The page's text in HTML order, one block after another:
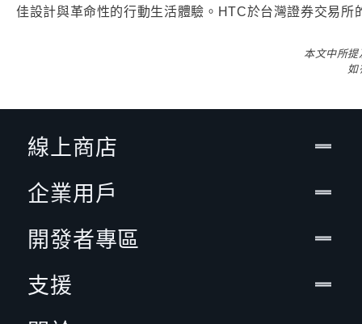
佳設計與革命性的行動生活體驗。HTC於台灣證券交易
本文中所
如
線上商店
企業用戶
開發者專區
支援